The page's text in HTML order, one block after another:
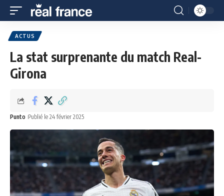
ACTUS
La stat surprenante du match Real-
Girona
Punto Publié le 24 février 2025